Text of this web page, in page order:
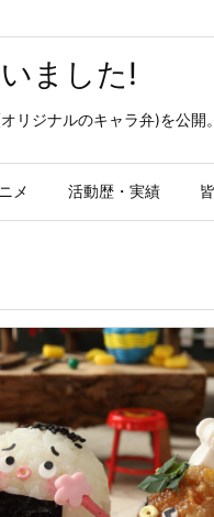
ました!
リジナルのキャラ弁)を公
メ 活動歴・実績